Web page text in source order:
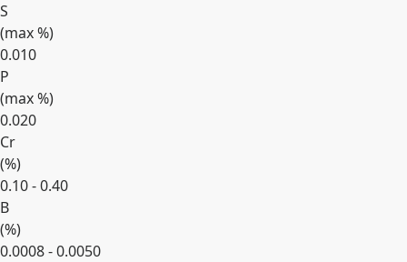
S
(max%)
0.010
P
(max%)
0.020
Cr
(%)
0.10 - 0.40
B
(%)
0.0008 - 0.0050